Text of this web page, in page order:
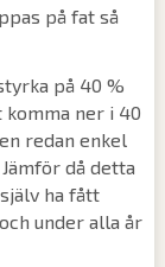
på fat så
på 40 %
ner i 40
redan enkel
då detta
ha fått
under alla år